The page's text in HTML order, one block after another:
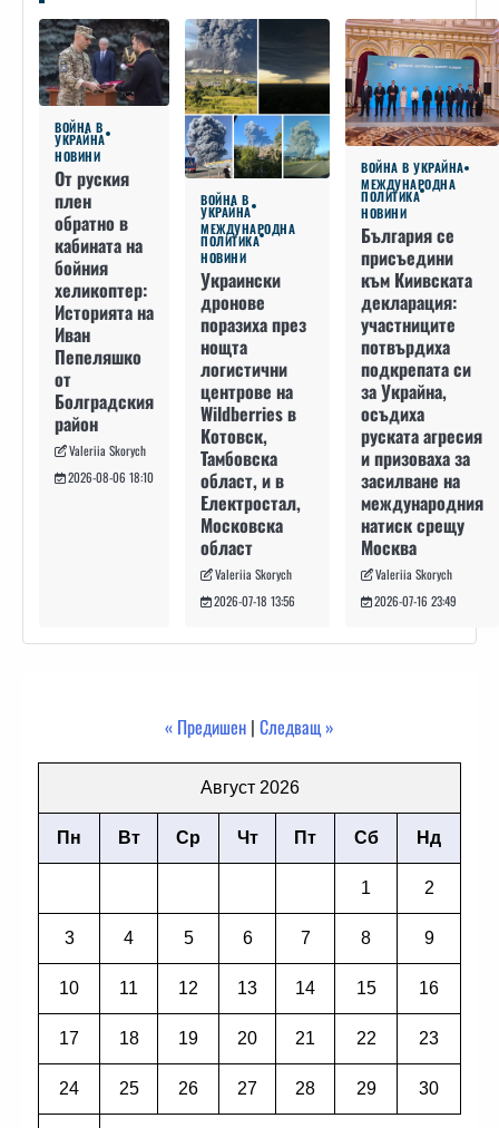
ВОЙНА В
УКРАЙНА
НОВИНИ
От руския
плен
обратно в
кабината на
бойния
хеликоптер:
Историята на
Иван
Пепеляшко
от
Болградския
район
Valeriia Skorych
2026-08-06 18:10
ВОЙНА В
УКРАЙНА
МЕЖДУНАРОДНА
ПОЛИТИКА
НОВИНИ
Украински
дронове
поразиха през
нощта
логистични
центрове на
Wildberries в
Котовск,
Тамбовска
област, и в
Електростал,
Московска
област
Valeriia Skorych
2026-07-18 13:56
ВОЙНА В УКРАЙНА
МЕЖДУНАРОДНА
ПОЛИТИКА
НОВИНИ
България се
присъедини
към Киивската
декларация:
участниците
потвърдиха
подкрепата си
за Украйна,
осъдиха
руската агресия
и призоваха за
засилване на
международния
натиск срещу
Москва
Valeriia Skorych
2026-07-16 23:49
« Предишен | Следващ »
Август 2026
Пн Вт Ср Чт Пт Сб Нд
1 2
3 4 5 6 7 8 9
10 11 12 13 14 15 16
17 18 19 20 21 22 23
24 25 26 27 28 29 30